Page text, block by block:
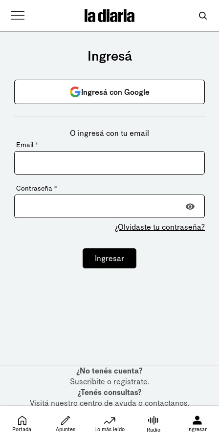
Ingresá
Ingresá con Google
O ingresá con tu email
Email *
Contraseña *
¿Olvidaste tu contraseña?
Ingresar
¿No tenés cuenta?
Suscribite o registrate.
¿Tenés consultas?
Visitá nuestrocentro de ayudaocontactanos.
Portada Apuntes Lo más leído Radio Ingresar